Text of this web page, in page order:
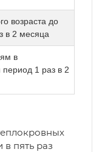
возраста до
в 2 месяца
в
1 раз в 2
пять раз